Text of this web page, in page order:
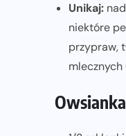
Unikaj:
niektóre
przypraw,